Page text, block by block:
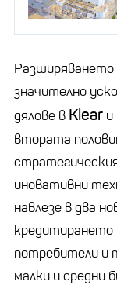
значително
дялове в Klear и
втората
иновативни
навлезе в два
кредитирането
потребители и
малки и средни